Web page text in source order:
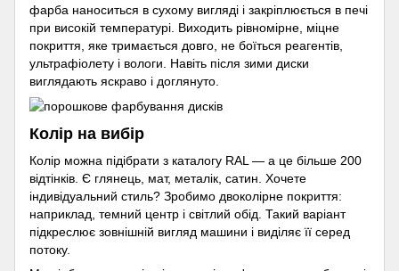
фарба наноситься в сухому вигляді і закріплюється в печі
при високій температурі. Виходить рівномірне, міцне
покриття, яке тримається довго, не боїться реагентів,
ультрафіолету і вологи. Навіть після зими диски
виглядають яскраво і доглянуто.
Колір на вибір
Колір можна підібрати з каталогу RAL — а це більше 200
відтінків. Є глянець, мат, металік, сатин. Хочете
індивідуальний стиль? Зробимо двоколірне покриття:
наприклад, темний центр і світлий обід. Такий варіант
підкреслює зовнішній вигляд машини і виділяє її серед
потоку.